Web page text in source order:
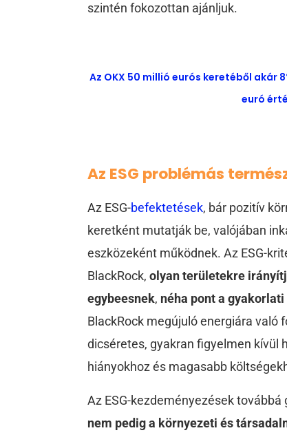
szintén fokozottan ajánljuk.
Az OKX 50 millió eurós keretéből akár
euró
Az ESG problémás
Az ESG-befektetések, bár pozitív
keretként mutatják be, valójában
eszközeként működnek. Az ESG-
BlackRock,olyan területekre
egybeesnek, néha pont a
BlackRock megújuló energiára való
dicséretes, gyakran figyelmen kívül
hiányokhoz és magasabb
Az ESG-kezdeményezések
nem pedig a környezeti és